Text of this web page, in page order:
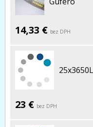
14,33 € bez DPH
23 € bez DPH